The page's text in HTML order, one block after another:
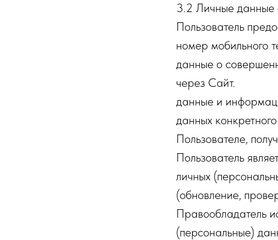
3.2 Личные данные
Пользователь
номер мобильного
данные о
через Сайт.
данные и
данных
Пользователе,
Пользователь
личных
(обновление,
Правообладатель
(персональные)